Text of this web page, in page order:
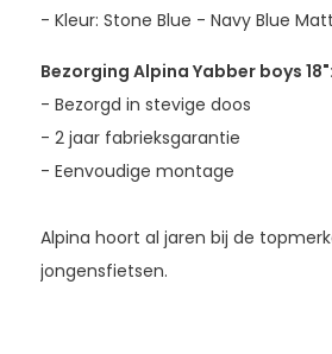
- Kleur: Stone Blue - Navy Blue Matt
Bezorging Alpina Yabber boys 18":
- Bezorgd in stevige doos
- 2 jaar fabrieksgarantie
- Eenvoudige montage
Alpina hoort al jaren bij de
jongensfietsen.